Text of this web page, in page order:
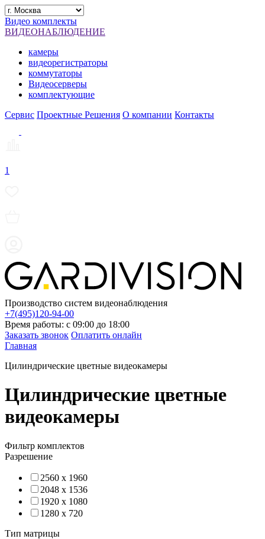
Видео комплекты
ВИДЕОНАБЛЮДЕНИЕ
камеры
видеорегистраторы
коммутаторы
Видеосерверы
комплектующие
Сервис Проектные Решения О компании Контакты
1
Производство систем видеонаблюдения
+7(495)120-94-00
Время работы: с 09:00 до 18:00
Заказать звонок Оплатить онлайн
Главная
Цилиндрические цветные видеокамеры
Цилиндрические цветные
видеокамеры
Фильтр комплектов
Разрешение
2560 x 1960
2048 x 1536
1920 x 1080
1280 x 720
Тип матрицы